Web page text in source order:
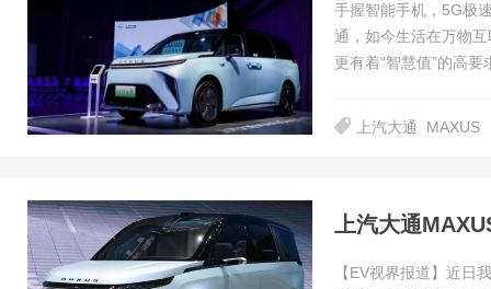
手握智能手机，5G极
通，如今生活在万物
更有着“智慧值”的高
上汽大通 MAXUS
上汽大通
【EV视界报道】近